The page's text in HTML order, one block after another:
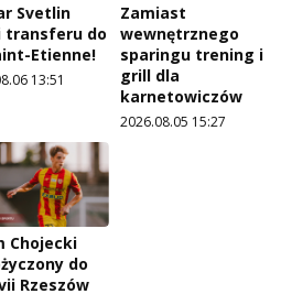
Svetlin
transferu do
Etienne!
13:51
Zamiast
wewnętrznego
sparingu trening i
grill dla
karnetowiczów
2026.08.05 15:27
Chojecki
do
Rzeszów